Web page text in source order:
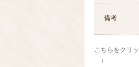
備考
こちらをクリ
↓